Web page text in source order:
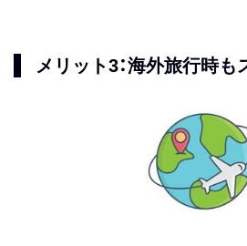
メリット3：海外旅行時も